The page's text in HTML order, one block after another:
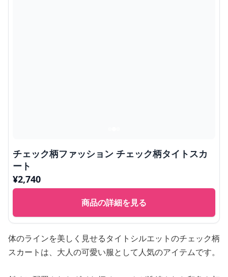
チェック柄ファッション チェック柄タイトスカ
ート
¥2,740
商品の詳細を見る
体のラインを美しく見せるタイトシルエットのチェック柄
スカートは、大人の可愛い服として人気のアイテムです。